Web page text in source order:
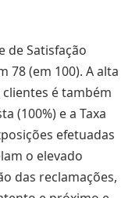
de Satisfação
78 (em 100). A alta
é também
(100%) e a Taxa
efetuadas
o elevado
das reclamações,